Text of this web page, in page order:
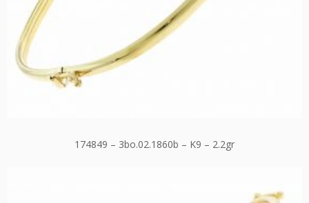
174849 – 3bo.02.1860b – K9 – 2.2gr